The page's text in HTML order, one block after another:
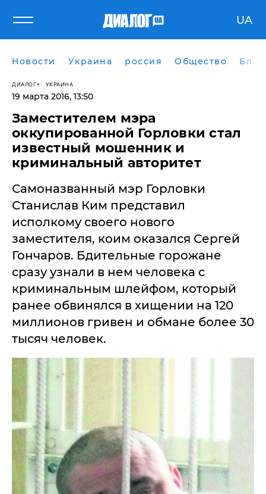
UA
Новости Украина россия Общество
ДИАЛОГ УКРАИНА
19 марта 2016, 13:50
Заместителем мэра
оккупированной Горловки стал
известный мошенник и
криминальный авторитет
Самоназванный мэр Горловки
Станислав Ким представил
исполкому своего нового
заместителя, коим оказался Сергей
Гончаров. Бдительные горожане
сразу узнали в нем человека с
криминальным шлейфом, который
ранее обвинялся в хищении на 120
миллионов гривен и обмане более 30
тысяч человек.